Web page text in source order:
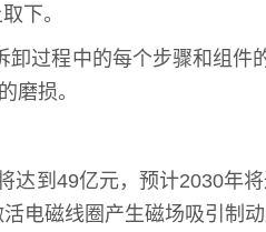
下。
过程中的每个步骤和组
磨损。
到49亿元，预计2030年
电磁线圈产生磁场吸引制